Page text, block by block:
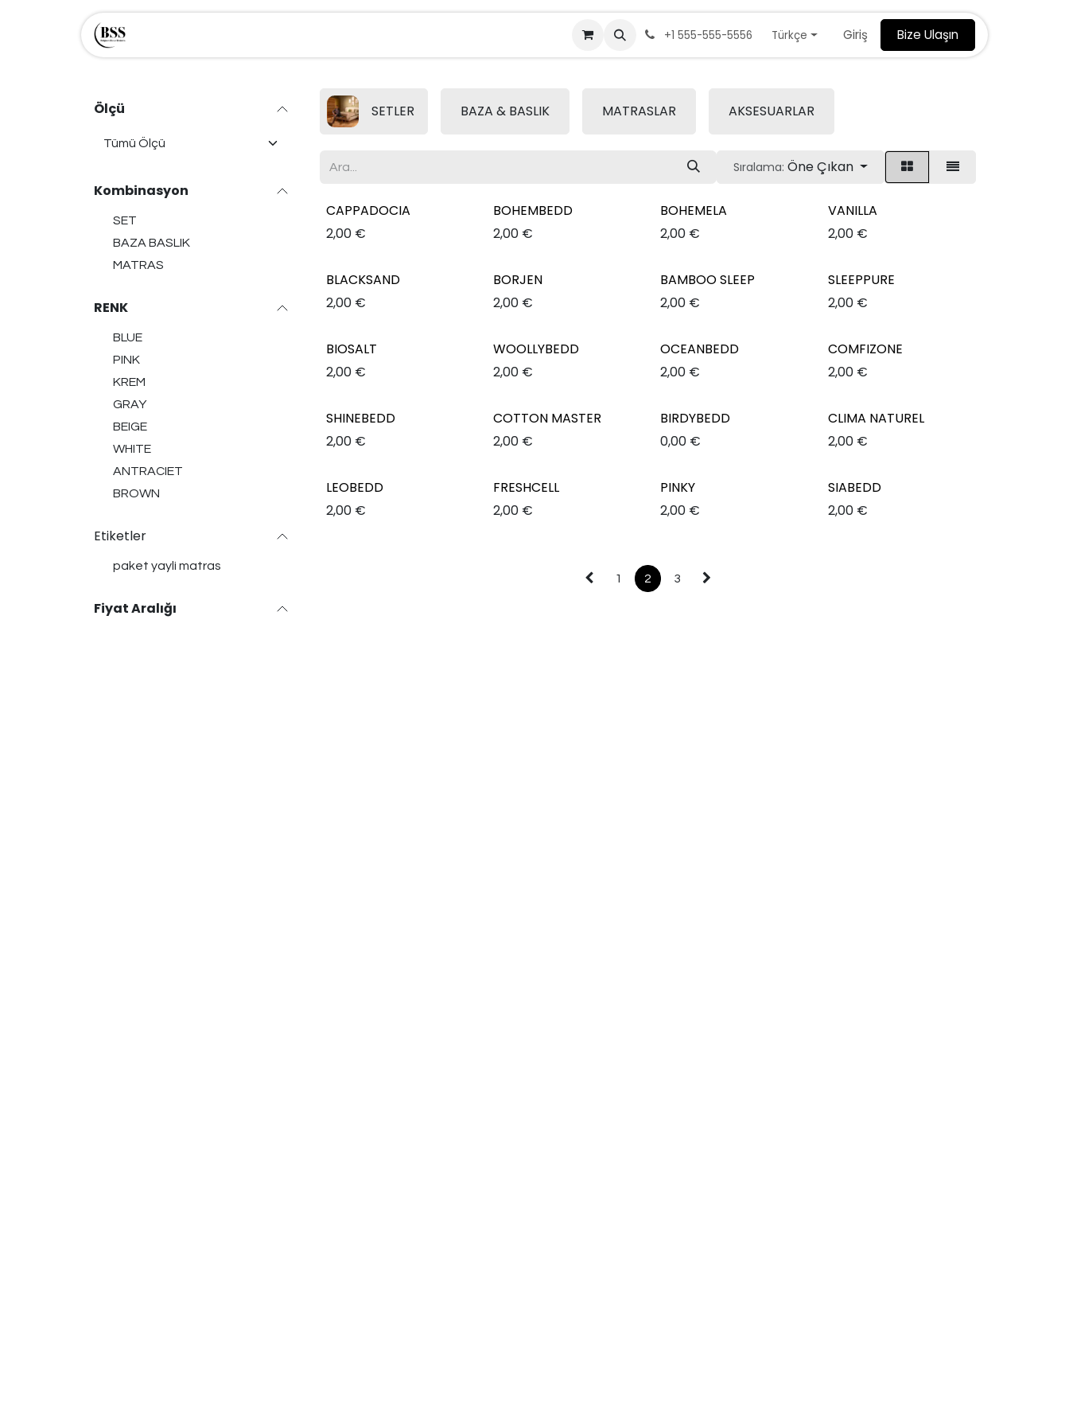
+1 555-555-5556 Türkçe Giriş Bize Ulaşın
Ölçü
Kombinasyon
SET
BAZA BASLIK
MATRAS
RENK
BLUE
PINK
KREM
GRAY
BEIGE
WHITE
ANTRACIET
BROWN
Etiketler
paket yayli matras
Fiyat Aralığı
SETLER BAZA & BASLIK MATRASLAR AKSESUARLAR
Sıralama: Öne Çıkan
CAPPADOCIA
2,00 €
BOHEMBEDD
2,00 €
BOHEMELA
2,00 €
VANILLA
2,00€
BLACKSAND
2,00 €
BORJEN
2,00 €
BAMBOO SLEEP
2,00 €
SLEEPPURE
2,00€
BIOSALT
2,00 €
WOOLLYBEDD
2,00 €
OCEANBEDD
2,00 €
COMFIZONE
2,00€
SHINEBEDD
2,00 €
COTTON MASTER
2,00 €
BIRDYBEDD
0,00 €
CLIMA NATUREL
2,00€
LEOBEDD
2,00 €
FRESHCELL
2,00 €
PINKY
2,00 €
SIABEDD
2,00€
1 2 3